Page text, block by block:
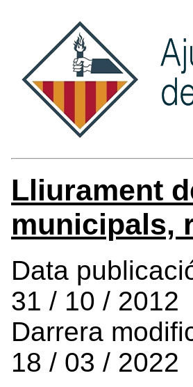
Lliurament
municipals,
Data
31 / 10 / 2012
Darrera
18 / 03 / 2022